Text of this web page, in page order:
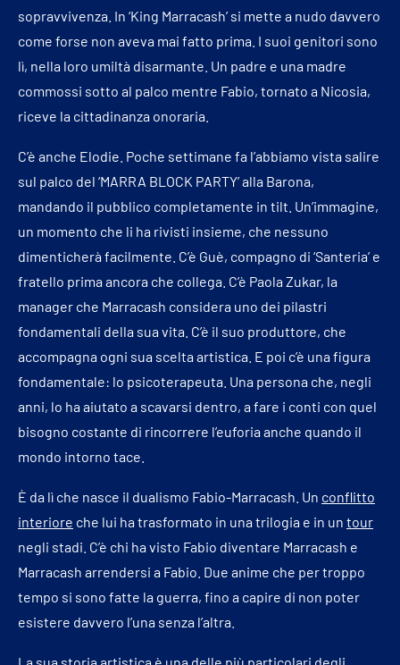
sopravvivenza. In ‘King Marracash’ si mette a nudo davvero
come forse non aveva mai fatto prima. I suoi genitori sono
lì, nella loro umiltà disarmante. Un padre e una madre
commossi sotto al palco mentre Fabio, tornato a Nicosia,
riceve la cittadinanza onoraria.
C’è anche Elodie. Poche settimane fa l’abbiamo vista salire
sul palco del ‘MARRA BLOCK PARTY’ alla Barona,
mandando il pubblico completamente in tilt. Un’immagine,
un momento che li ha rivisti insieme, che nessuno
dimenticherà facilmente. C’è Guè, compagno di ‘Santeria’ e
fratello prima ancora che collega. C’è Paola Zukar, la
manager che Marracash considera uno dei pilastri
fondamentali della sua vita. C’è il suo produttore, che
accompagna ogni sua scelta artistica. E poi c’è una figura
fondamentale: lo psicoterapeuta. Una persona che, negli
anni, lo ha aiutato a scavarsi dentro, a fare i conti con quel
bisogno costante di rincorrere l’euforia anche quando il
mondo intorno tace.
È da lì che nasce il dualismo Fabio-Marracash. Un conflitto
interiore che lui ha trasformato in una trilogia e in un tour
negli stadi. C’è chi ha visto Fabio diventare Marracash e
Marracash arrendersi a Fabio. Due anime che per troppo
tempo si sono fatte la guerra, fino a capire di non poter
esistere davvero l’una senza l’altra.